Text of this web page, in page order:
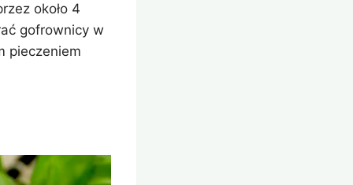
około 4
gofrownicy w
pieczeniem